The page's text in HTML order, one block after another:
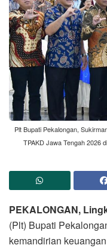
Plt Bupati Pekalongan,
TPAKD Jawa Tengah 2026
PEKALONGAN,
(Plt) Bupati
kemandirian